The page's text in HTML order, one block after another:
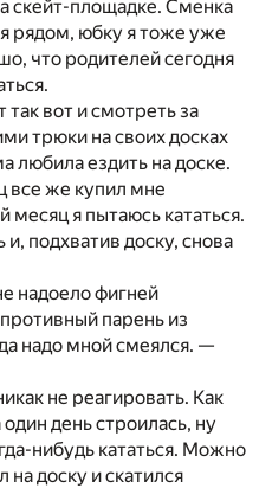
скейт-площадке. Сменка
рядом, юбку я тоже уже
что родителей сегодня
так вот и смотреть за
трюки на своих досках
любила ездить на доске.
все же купил мне
месяц я пытаюсь кататься.
подхватив доску, снова
надоело фигней
парень из
надо мной смеялся. —
не реагировать. Как
день строилась, ну
нибудь кататься. Можно
на доску и скатился